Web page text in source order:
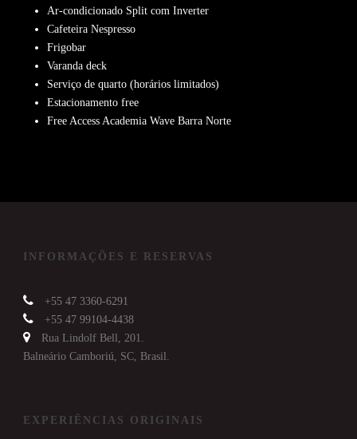
Ar-condicionado Split com Inverter
Cafeteira Nespresso
Frigobar
Varanda deck
Serviço de quarto (horários limitados)
Estacionamento free
Free Access Academia Wave Barra Norte
INFORMAÇÕES E RESERVAS
+55 47 3360-6291
+55 47 99104-4438
Rua Lindolf Bell, 201.
Balneário Camboriú, SC, Brasil.
EXPERIÊNCIAS ORIGINAIS